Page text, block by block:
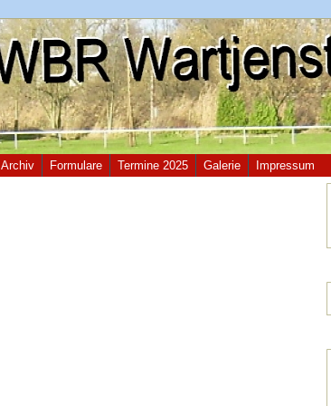
Archiv Formulare Termine 2025 Galerie Impressum